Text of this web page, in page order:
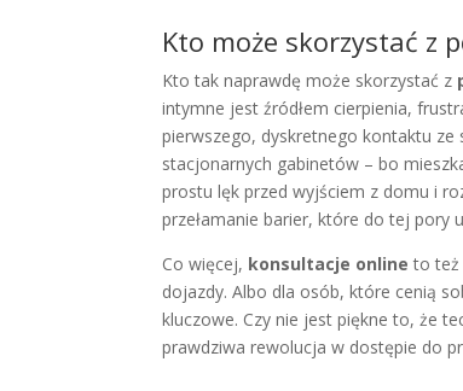
Kto może skorzystać z
Kto tak naprawdę może skorzystać z
intymne jest źródłem cierpienia,
pierwszego, dyskretnego kontaktu
stacjonarnych gabinetów – bo
prostu lęk przed wyjściem z domu i
przełamanie barier, które do tej pory
Co więcej, konsultacje online to też
dojazdy. Albo dla osób, które cenią
kluczowe. Czy nie jest piękne to, że
prawdziwa rewolucja w dostępie do